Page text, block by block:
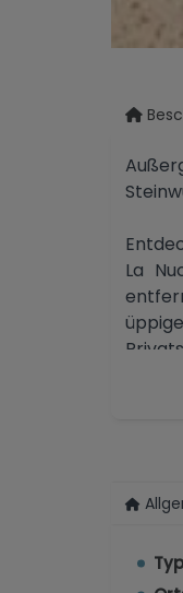
La
Das